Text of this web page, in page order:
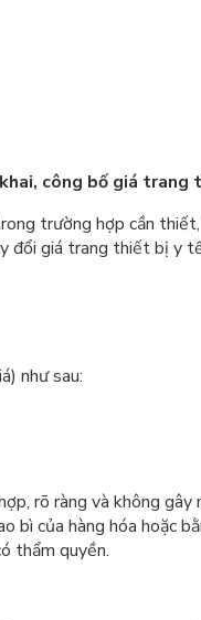
công bố giá trang
trường hợp cần thiết,
giá trang thiết bị y
như sau:
rõ ràng và không gây
của hàng hóa hoặc
thẩm quyền.